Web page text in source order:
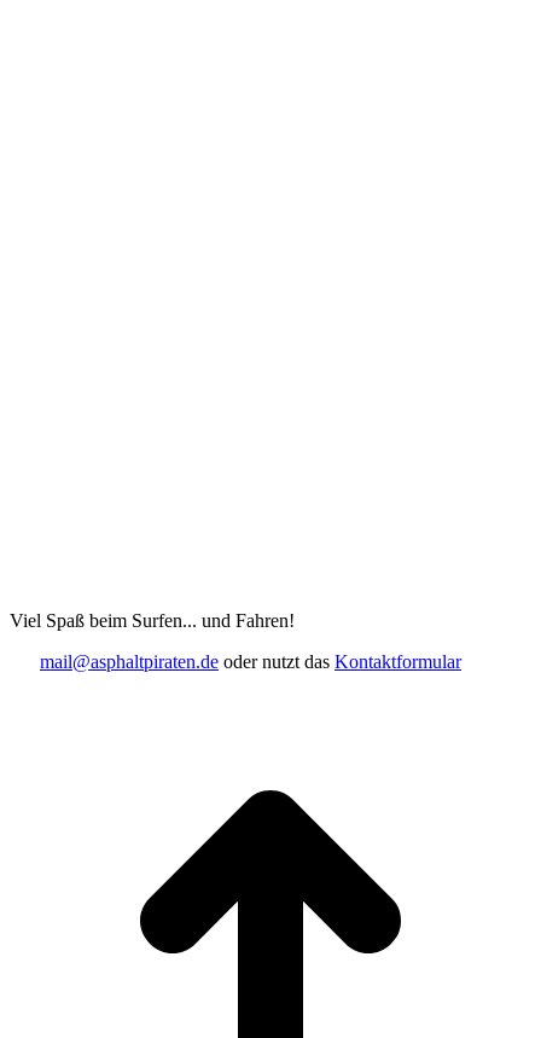
Viel Spaß beim Surfen... und Fahren!
mail@asphaltpiraten.de oder nutzt das Kontaktformular